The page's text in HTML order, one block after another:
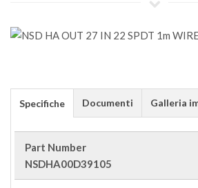
Specifiche Documenti Galleria
Part Number
NSDHA00D39105